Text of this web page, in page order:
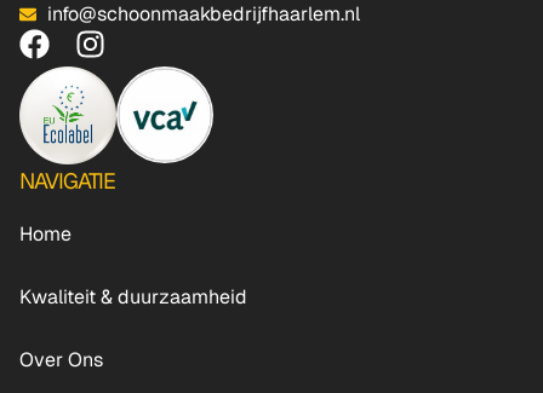
NAVIGATIE
Home
Kwaliteit & duurzaamheid
Over Ons
info@schoonmaakbedrijfhaarlem.nl